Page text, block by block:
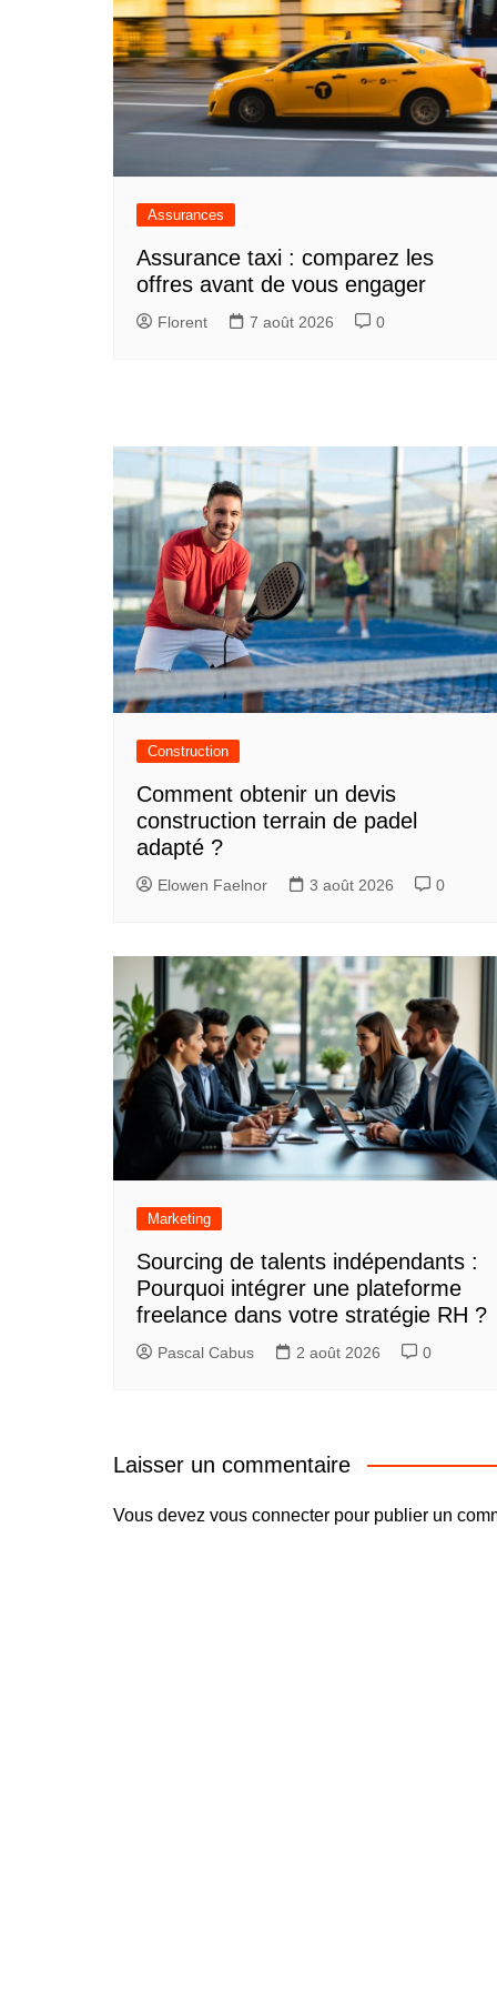
Assurances
Assurance taxi : comparez les
offres avant de vous engager
Florent 7 août 2026 0
Construction
Comment obtenir un devis
construction terrain de padel
adapté ?
Elowen Faelnor 3 août 2026 0
Marketing
Sourcing de talents indépendants :
Pourquoi intégrer une plateforme
freelance dans votre stratégie RH ?
Pascal Cabus 2 août 2026 0
Laisser un commentaire
Vous devez vous connecter pour publier un